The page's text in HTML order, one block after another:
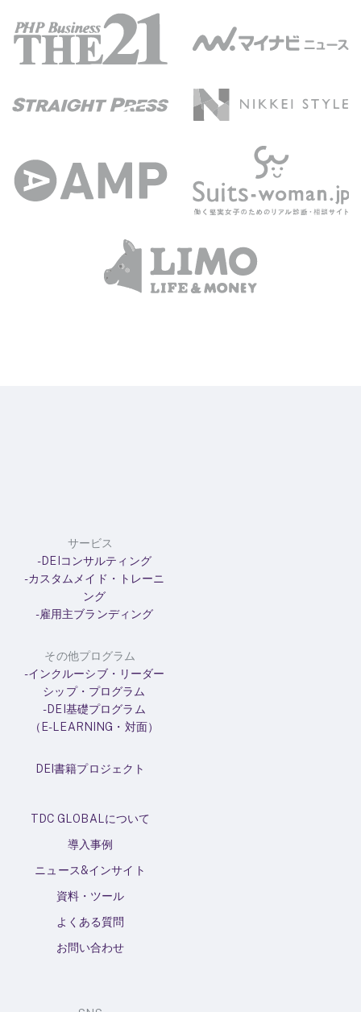
サービス
-DEIコンサルティング
-カスタムメイド・トレーニ
ング
-雇用主ブランディング
その他プログラム
-インクルーシブ・リーダー
シップ・プログラム
-DEI基礎プログラム
（E-LEARNING・対面）
DEI書籍プロジェクト
TDC GLOBALについて
導入事例
ニュース&インサイト
資料・ツール
よくある質問
お問い合わせ